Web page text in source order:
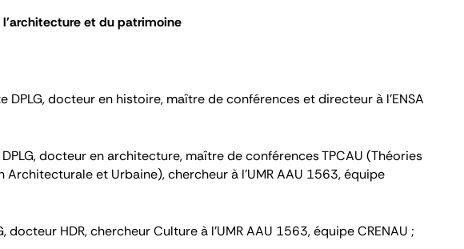
et du patrimoine
DPLG, docteur en histoire, maître de conférences et directeur à l'ENSA
docteur en architecture, maître de conférences TPCAU (Théories
et Urbaine), chercheur à l’UMR AAU 1563, équipe
docteur HDR, chercheur Culture à l’UMR AAU 1563, équipe CRENAU ;